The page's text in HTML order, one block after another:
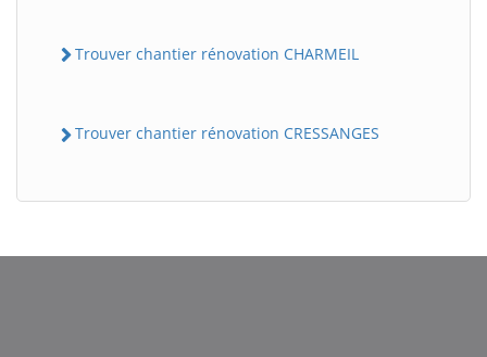
Trouver chantier rénovation CHARMEIL
Trouver chantier rénovation CRESSANGES
BatiWebPro